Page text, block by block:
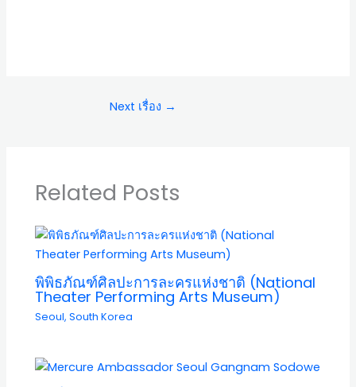
Next เรื่อง →
Related Posts
พิพิธภัณฑ์ศิลปะการละครแห่งชาติ (National
Theater Performing Arts Museum)
Seoul,South Korea